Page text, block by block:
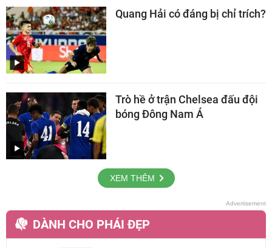
Quang Hải có đáng bị chỉ trích?
Trò hề ở trận Chelsea đấu đội
bóng Đông Nam Á
XEM THÊM
DÀNH CHO PHÁI ĐẸP